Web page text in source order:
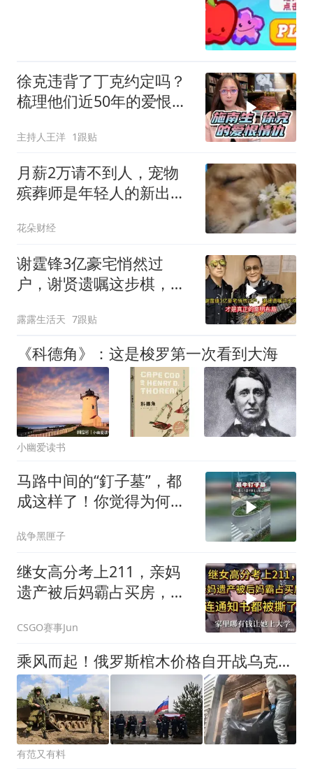
徐克违背了丁克约定吗？
梳理他们近50年的爱恨情
主持人王洋 1跟贴
月薪2万请不到人，宠物
殡葬师是年轻人的新出路
花朵财经
谢霆锋3亿豪宅悄然过
户，谢贤遗嘱这步棋，才
露露生活天 7跟贴
《科德角》：这是梭罗第一次看到大海
小幽爱读书
马路中间的“釘子墓”，都
成这样了！你觉得为何还
战争黑匣子
继女高分考上211，亲妈
遗产被后妈霸占买房，连
CSGO赛事Jun
乘风而起！俄罗斯棺木价格自开战乌克兰以来暴涨105%，殃及身后事
有范又有料